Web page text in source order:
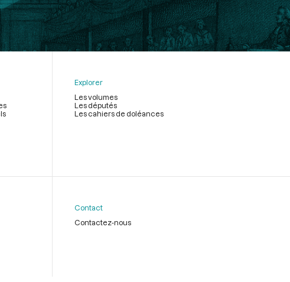
Explorer
Les volumes
Les députés
Les cahiers de doléances
Contact
Contactez-nous